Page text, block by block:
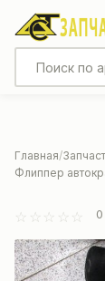
Главная
Флиппер
0